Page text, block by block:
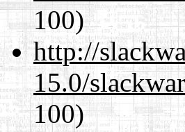
100)
http://
15.0/
100)